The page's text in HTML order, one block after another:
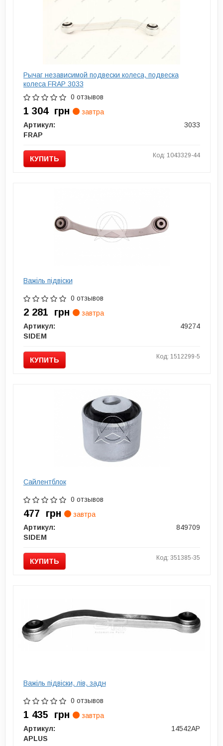
Рычаг независимой подвески колеса, подвеска
колеса FRAP 3033
0 отзывов
1 304 грн
завтра
Артикул:
3033
FRAP
КУПИТЬ Код: 1043329-44
Важіль підвіски
0 отзывов
2 281 грн
завтра
Артикул:
49274
SIDEM
КУПИТЬ Код: 1512299-5
Сайлентблок
0 отзывов
477 грн
завтра
Артикул:
849709
SIDEM
КУПИТЬ Код: 351385-35
Важіль підвіски, лів, задн
0 отзывов
1 435 грн
завтра
Артикул:
14542AP
APLUS